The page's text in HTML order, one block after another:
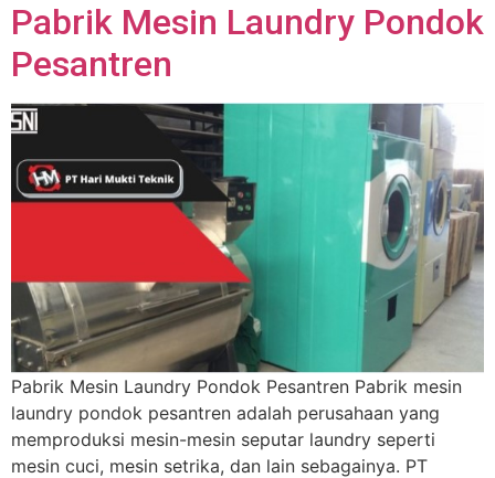
Pabrik Mesin Laundry Pondok
Pesantren
Pabrik Mesin Laundry Pondok Pesantren Pabrik mesin
laundry pondok pesantren adalah perusahaan yang
memproduksi mesin-mesin seputar laundry seperti
mesin cuci, mesin setrika, dan lain sebagainya. PT